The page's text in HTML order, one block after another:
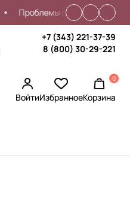
Проблемы со входом?
+7 (343) 221-37-39
8 (800) 30-29-221
ВойтиИзбранное
0
Корзина